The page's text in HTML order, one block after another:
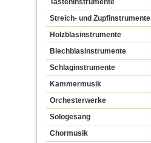
Tasteninstrumente
Streich- und Zupfinstrumente
Holzblasinstrumente
Blechblasinstrumente
Schlaginstrumente
Kammermusik
Orchesterwerke
Sologesang
Chormusik